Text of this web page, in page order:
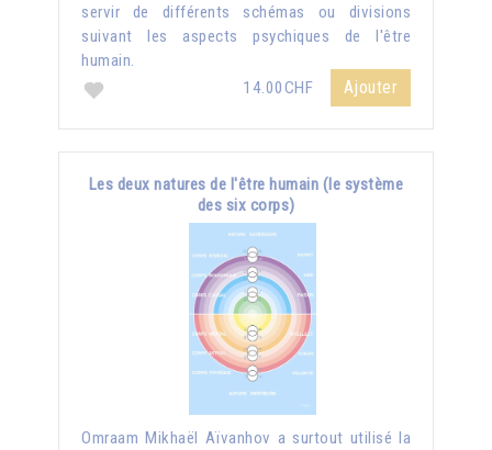
servir de différents schémas ou divisions
suivant les aspects psychiques de l'être
humain.
14.00CHF
Ajouter
Les deux natures de l'être humain (le système
des six corps)
Omraam Mikhaël Aïvanhov a surtout utilisé la